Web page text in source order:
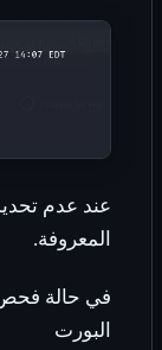
عند عدم
المعروفة.
في حالة
البورت